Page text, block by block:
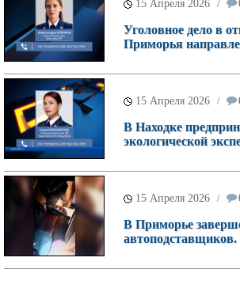
15 Апреля 2026 /
Уголовное дело в
Приморья
15 Апреля 2026 /
В Находке
экологической
15 Апреля 2026 /
В Приморье
автоподставщиков.